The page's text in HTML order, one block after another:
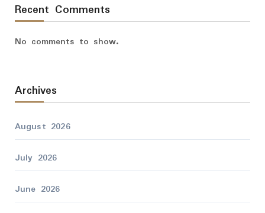
Recent Comments
No comments to show.
Archives
August 2026
July 2026
June 2026